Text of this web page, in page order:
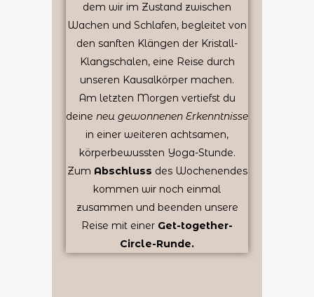
dem wir im Zustand zwischen
Wachen und Schlafen, begleitet von
den sanften Klängen der Kristall-
Klangschalen, eine Reise durch
unseren Kausalkörper machen.
Am letzten Morgen vertiefst du
deine neu gewonnenen Erkenntnisse
in einer weiteren achtsamen,
körperbewussten Yoga-Stunde.
Zum Abschluss des Wochenendes
kommen wir noch einmal
zusammen und beenden unsere
Reise mit einer Get-together-
Circle-Runde.